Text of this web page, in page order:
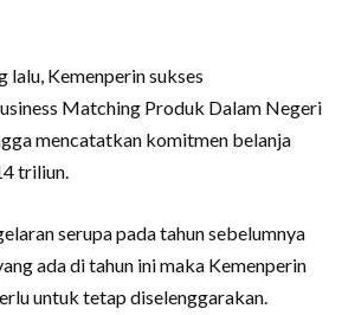
lalu, Kemenperin sukses
Matching Produk Dalam Negeri
mencatatkan komitmen belanja
triliun.
serupa pada tahun sebelumnya
ada di tahun ini maka Kemenperin
untuk tetap diselenggarakan.